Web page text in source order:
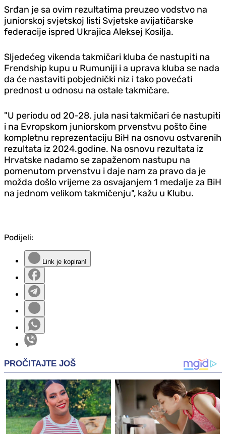
Srđan je sa ovim rezultatima preuzeo vodstvo na
juniorskoj svjetskoj listi Svjetske avijatičarske
federacije ispred Ukrajica Aleksej Kosilja.
Sljedećeg vikenda takmičari kluba će nastupiti na
Frendship kupu u Rumuniji i a uprava kluba se nada
da će nastaviti pobjednički niz i tako povećati
prednost u odnosu na ostale takmičare.
"U periodu od 20-28. jula nasi takmičari će nastupiti
i na Evropskom juniorskom prvenstvu pošto čine
kompletnu reprezentaciju BiH na osnovu ostvarenih
rezultata iz 2024.godine. Na osnovu rezultata iz
Hrvatske nadamo se zapaženom nastupu na
pomenutom prvenstvu i daje nam za pravo da je
možda došlo vrijeme za osvajanjem 1 medalje za BiH
na jednom velikom takmičenju", kažu u Klubu.
Podijeli:
Link je kopiran!